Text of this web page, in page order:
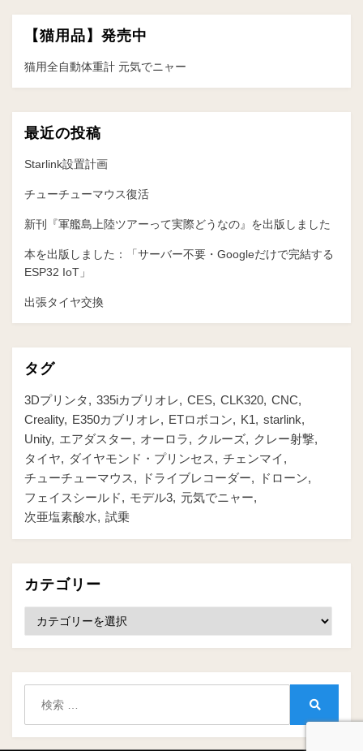
ー
シ
ョ
ン
【猫用品】発売中
猫用全自動体重計 元気でニャー
最近の投稿
Starlink設置計画
チューチューマウス復活
新刊『軍艦島上陸ツアーって実際どうなの』を出版しました
本を出版しました：「サーバー不要・Googleだけで完結する
ESP32 IoT」
出張タイヤ交換
タグ
3Dプリンタ 335iカブリオレ CES CLK320 CNC
Creality
E350カブリオレ ETロボコン K1
starlink
Unity
エアダスター オーロラ クルーズ
クレー射撃
タイヤ
ダイヤモンド・プリンセス
チェンマイ
チューチューマウス
ドライブレコーダー
ドローン
フェイスシールド
モデル3
元気でニャー
次亜塩素酸水
試乗
カテゴリー
ゴ
ー